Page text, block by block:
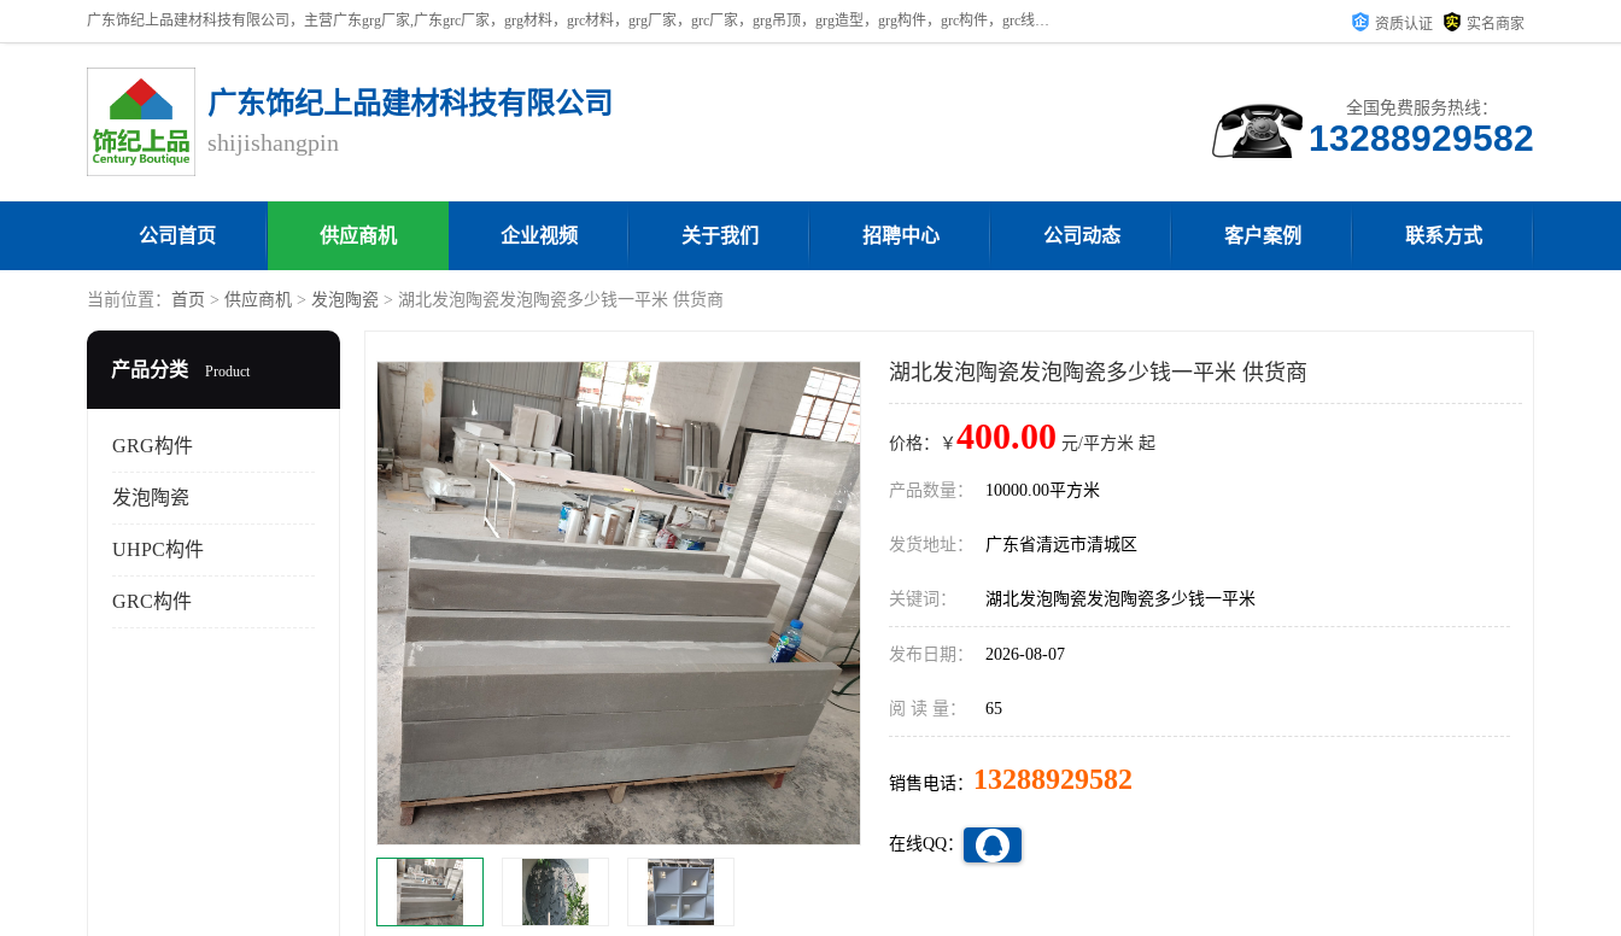
广东饰纪上品建材科技有限公司，主营广东grg厂家,广东grc厂家，grg材料，grc材料，grg厂家，grc厂家，grg吊顶，grg造型，grg构件，grc构件，grc线条，grc构件厂家,，grg材料生产厂家，grg材料定制，uhpc，uhpc厂家，uhpc外墙挂板，uhpc镂空幕墙板，厂房位于广东清远，如果您对我公司的产品服务感兴趣，请联系我们。 资质认证 实名商家
广东饰纪上品建材科技有限公司
shijishangpin
全国免费服务热线：
13288929582
公司首页 供应商机 企业视频 关于我们 招聘中心 公司动态 客户案例 联系方式
当前位置： 首页 > 供应商机 > 发泡陶瓷 > 湖北发泡陶瓷发泡陶瓷多少钱一平米 供货商
产品分类 Product
GRG构件
发泡陶瓷
UHPC构件
GRC构件
湖北发泡陶瓷发泡陶瓷多少钱一平米 供货商
价格：￥ 400.00 元/平方米 起
产品数量： 10000.00平方米
发货地址： 广东省清远市清城区
关键词： 湖北发泡陶瓷发泡陶瓷多少钱一平米
发布日期： 2026-08-07
阅 读 量： 65
销售电话： 13288929582
在线QQ：